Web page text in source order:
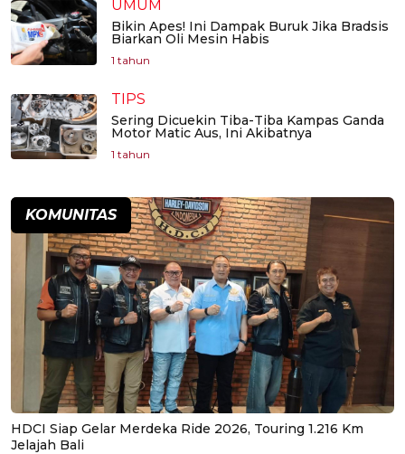
UMUM
Bikin Apes! Ini Dampak Buruk Jika Bradsis
Biarkan Oli Mesin Habis
1 tahun
TIPS
Sering Dicuekin Tiba-Tiba Kampas Ganda
Motor Matic Aus, Ini Akibatnya
1 tahun
KOMUNITAS
HDCI Siap Gelar Merdeka Ride 2026, Touring 1.216 Km
Jelajah Bali